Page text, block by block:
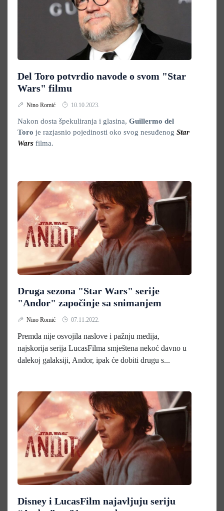
Del Toro potvrdio navode o svom "Star
Wars" filmu
Nino Romić 10.10.2023.
Nakon dosta špekuliranja i glasina, Guillermo del
Toro je razjasnio pojedinosti oko svog nesuđenog Star
Wars filma.
Druga sezona "Star Wars" serije
"Andor" započinje sa snimanjem
Nino Romić 07.11.2022.
Premda nije osvojila naslove i pažnju medija,
najskorija serija LucasFilma smještena nekoć davno u
dalekoj galaksiji, Andor, ipak će dobiti drugu s...
Disney i LucasFilm najavljuju seriju